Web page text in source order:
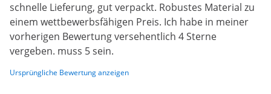
schnelle Lieferung, gut verpackt. Robustes Material zu
einem wettbewerbsfähigen Preis. Ich habe in meiner
vorherigen Bewertung versehentlich 4 Sterne
vergeben. muss 5 sein.
Ursprüngliche Bewertung anzeigen